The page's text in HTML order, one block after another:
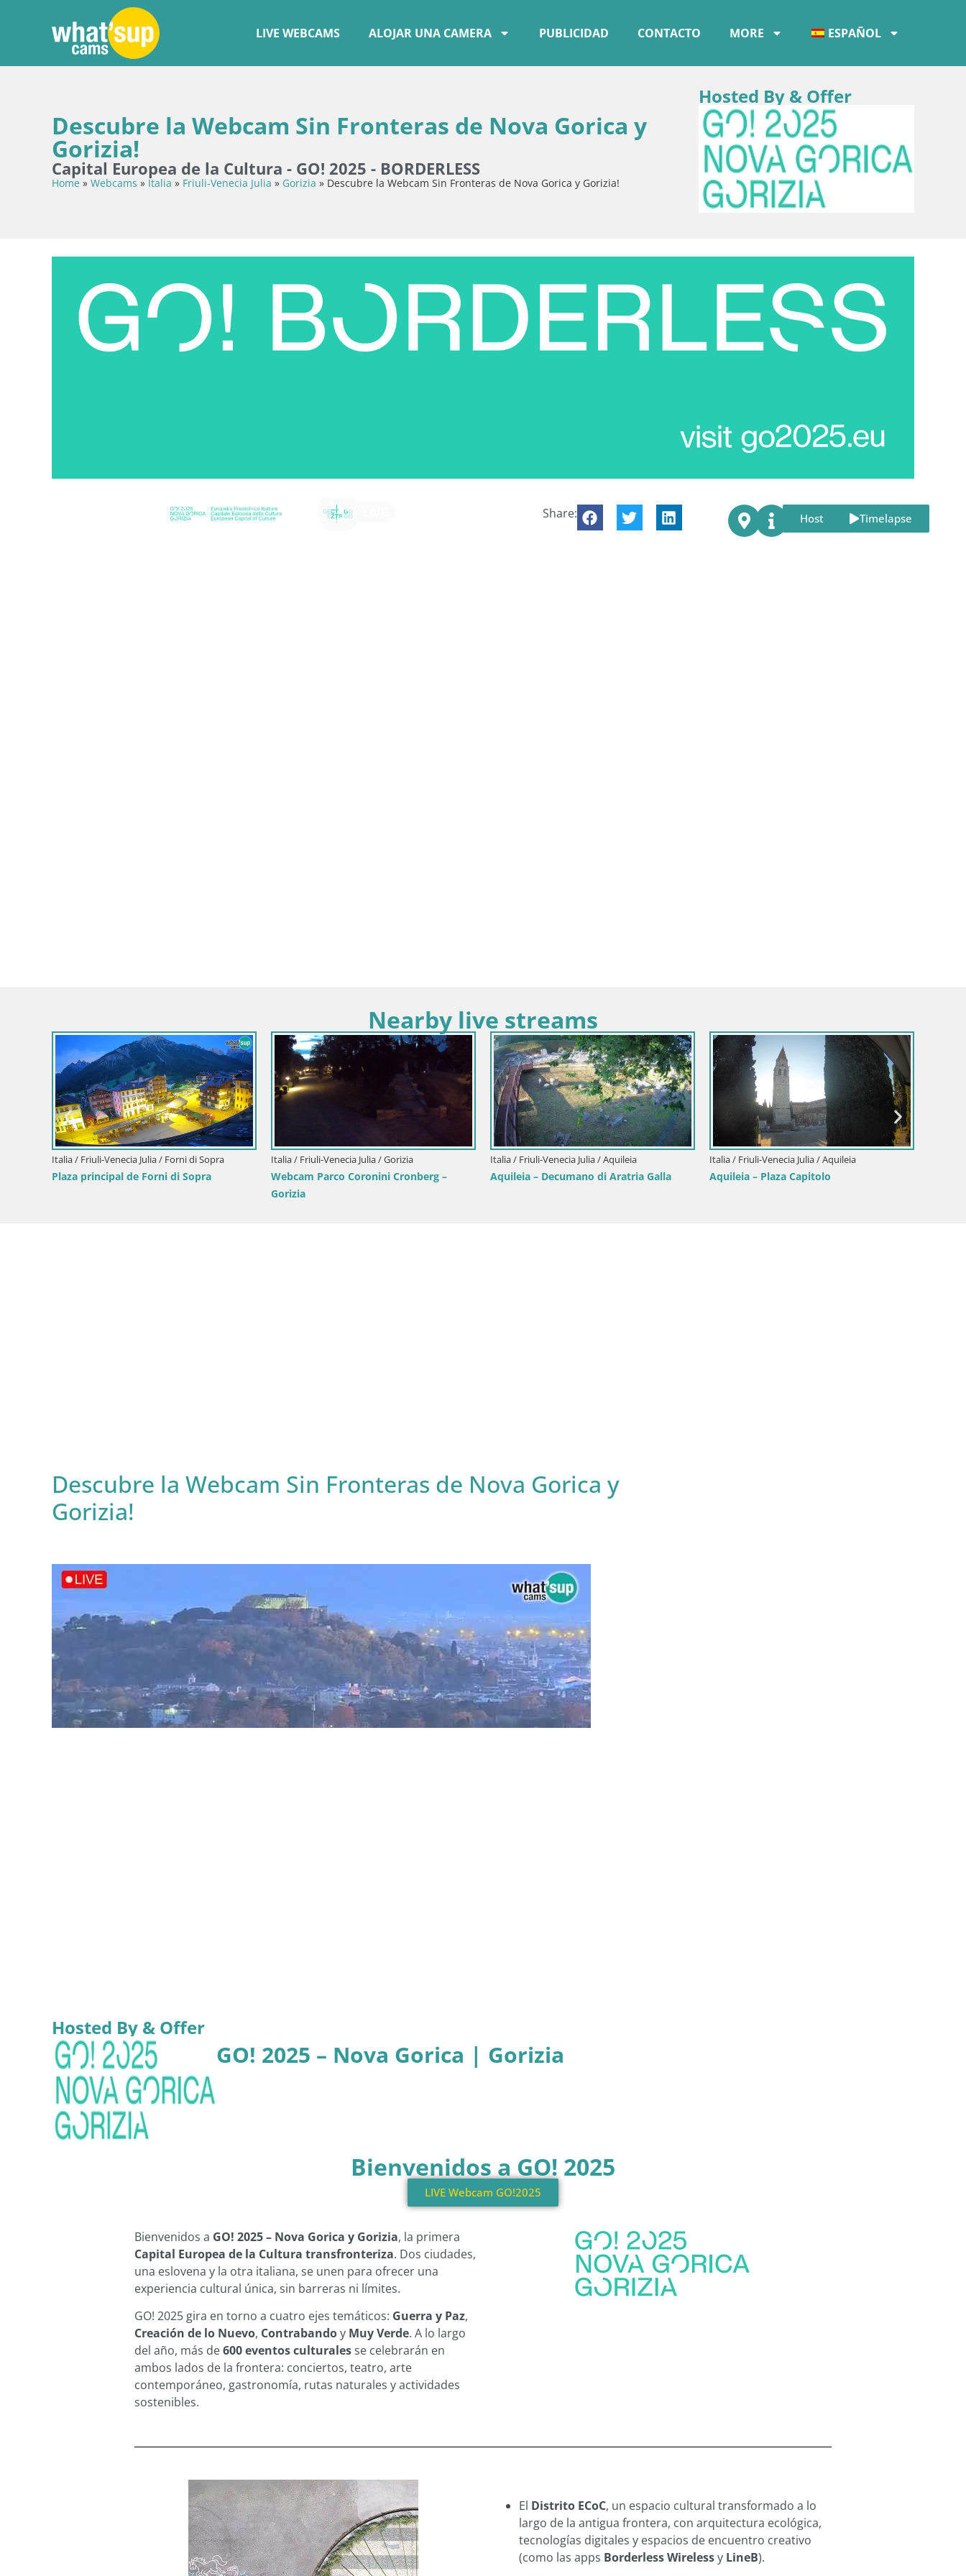
LIVE WEBCAMS ALOJAR UNA CAMERA PUBLICIDAD CONTACTO MORE ESPAÑOL
Descubre la Webcam Sin Fronteras de Nova Gorica y
Gorizia!
Capital Europea de la Cultura - GO! 2025 - BORDERLESS
Home » Webcams » Italia » Friuli-Venecia Julia » Gorizia » Descubre la Webcam Sin Fronteras de Nova Gorica y Gorizia!
Hosted By & Offer
Share: Host Timelapse
Nearby live streams
Italia / Friuli-Venecia Julia / Forni di Sopra
Plaza principal de Forni di Sopra
Italia / Friuli-Venecia Julia / Gorizia
Webcam Parco Coronini Cronberg –
Gorizia
Italia / Friuli-Venecia Julia / Aquileia
Aquileia – Decumano di Aratria Galla
Italia / Friuli-Venecia Julia / Aquileia
Aquileia – Plaza Capitolo
Descubre la Webcam Sin Fronteras de Nova Gorica y
Gorizia!
Hosted By & Offer
GO! 2025 – Nova Gorica | Gorizia
Bienvenidos a GO! 2025
LIVE Webcam GO!2025
Bienvenidos a GO! 2025 – Nova Gorica y Gorizia, la primera
Capital Europea de la Cultura transfronteriza. Dos ciudades,
una eslovena y la otra italiana, se unen para ofrecer una
experiencia cultural única, sin barreras ni límites.
GO! 2025 gira en torno a cuatro ejes temáticos: Guerra y Paz,
Creación de lo Nuevo, Contrabandoy Muy Verde. A lo largo
del año, más de600 eventos culturalesse celebrarán en
ambos lados de la frontera: conciertos, teatro, arte
contemporáneo, gastronomía, rutas naturales y actividades
sostenibles.
El Distrito ECoC, un espacio cultural transformado a lo
largo de la antigua frontera, con arquitectura ecológica,
tecnologías digitales y espacios de encuentro creativo
(como las apps Borderless Wirelessy LineB).